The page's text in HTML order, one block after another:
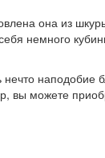
она из
немного
можете